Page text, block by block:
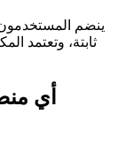
ثابتة، وتعتمد
أي